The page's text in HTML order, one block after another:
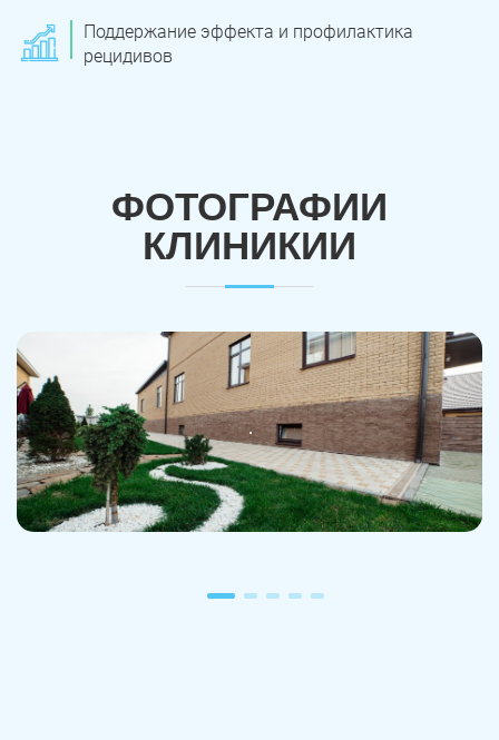
Поддержание эффекта и профилактика
рецидивов
ФОТОГРАФИИ
КЛИНИКИИ